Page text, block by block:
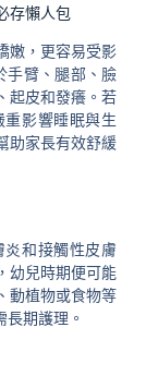
存懶人包
嫩，更容易受影
手臂、腿部、臉
起皮和發癢。若
影響睡眠與生
助家長有效舒緩
和接觸性皮膚
幼兒時期便可能
動植物或食物等
期護理。